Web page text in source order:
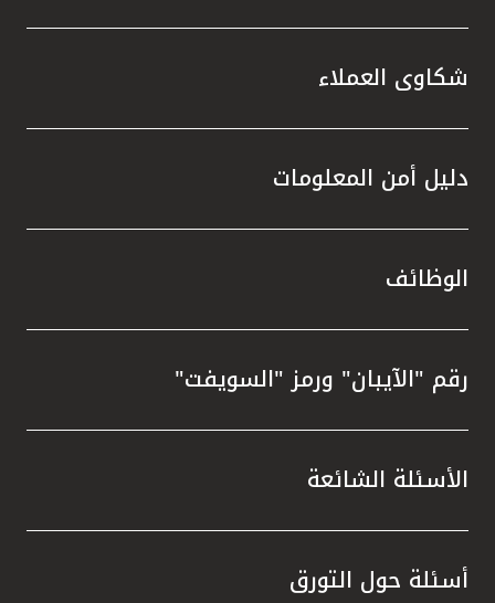
شكاوى العملاء
دليل أمن المعلومات
الوظائف
رقم "الآيبان" ورمز "السويفت"
الأسئلة الشائعة
أسئلة حول التورق